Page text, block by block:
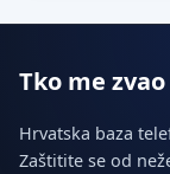
Tko me zvao
Hrvatska baza
Zaštitite se od